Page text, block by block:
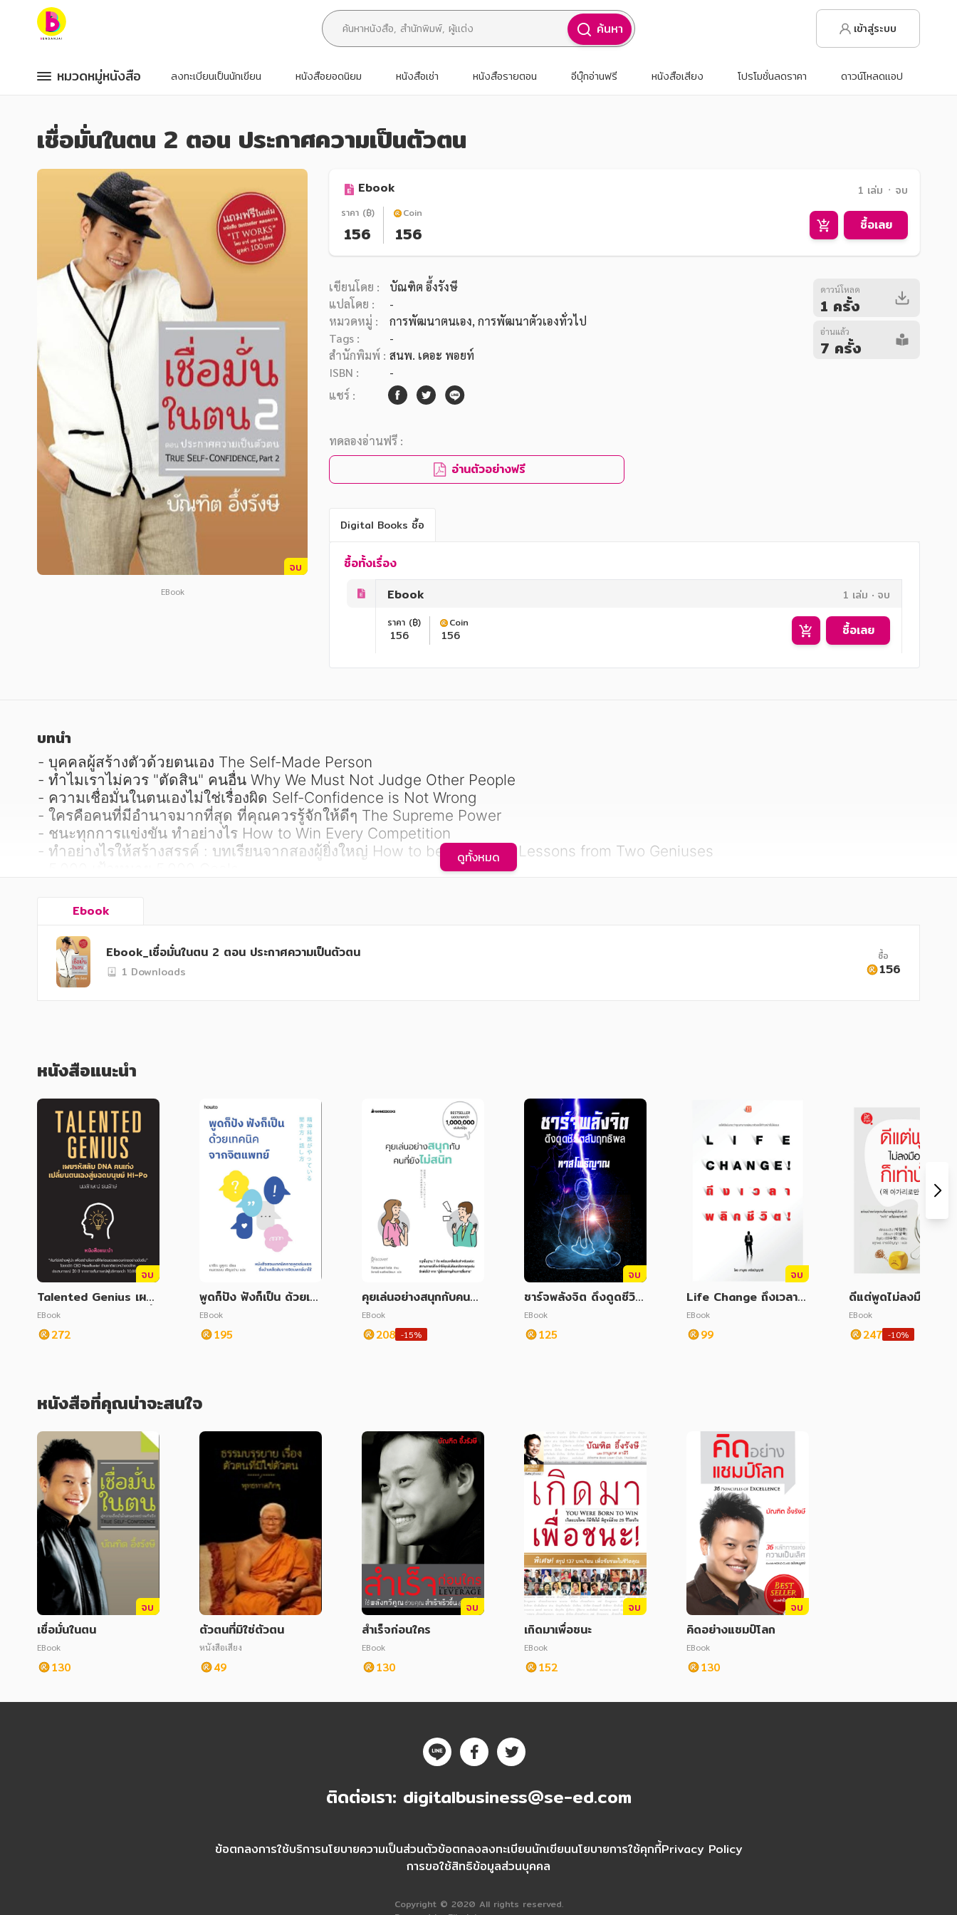
หมวดหมู่หนังสือ
หมวดหมู่ยอดนิยม
หนังสือออกใหม่
หนังสือยอดนิยม
หนังสือเช่า
อีบุ๊กอ่านฟรี
หนังสือเสียง
โปรโมชั่นลดราคา
หมวดหมู่หนังสือ
อาหาร สุขภาพ การแพทย์
ศิลปะ บันเทิง กีฬา ท่องเที่ยว
สังคม วัฒนธรรม การปกครอง ศาสนาและปรัชญา
ศาสนา และปรัชญา
กฎหมาย สัญญา ภาษี
การเงิน การลงทุน บริหาร
นิตยสาร หนังสือพิมพ์
ครอบครัว
วรรณกรรม
การเกษตร ชีววิทยา
การเรียน การศึกษา
เทคโนโลยี การสื่อสาร วิทยาศาสตร์
การ์ตูนความรู้ การ์ตูน
การ์ตูนมังงะ (Manga)
ค้นหา เข้าสู่ระบบ
หมวดหมู่หนังสือ
หมวดหมู่หนังสือ
หมวดหมู่ยอดนิยม
หนังสือออกใหม่
หนังสือยอดนิยม
หนังสือเช่า
อีบุ๊กอ่านฟรี
หนังสือเสียง
โปรโมชั่นลดราคา
หมวดหมู่หนังสือ
อาหาร สุขภาพ การแพทย์
ศิลปะ บันเทิง กีฬา ท่องเที่ยว
สังคม วัฒนธรรม การปกครอง ศาสนาและปรัชญา
ศาสนา และปรัชญา
กฎหมาย สัญญา ภาษี
การเงิน การลงทุน บริหาร
นิตยสาร หนังสือพิมพ์
ครอบครัว
วรรณกรรม
การเกษตร ชีววิทยา
การเรียน การศึกษา
เทคโนโลยี การสื่อสาร วิทยาศาสตร์
การ์ตูนความรู้ การ์ตูน
การ์ตูนมังงะ (Manga)
ลงทะเบียนเป็นนักเขียน หนังสือยอดนิยม หนังสือเช่า หนังสือรายตอน อีบุ๊กอ่านฟรี หนังสือเสียง โปรโมชั่นลดราคา ดาวน์โหลดแอป
เชื่อมั่นในตน 2 ตอน ประกาศความเป็นตัวตน
จบ
EBook
Ebook 1 เล่ม ᛫ จบ
ราคา (฿)
156
Coin
156 ซื้อเลย
เขียนโดย :
บัณฑิต อึ้งรังษี
แปลโดย :
-
หมวดหมู่ :
การพัฒนาตนเอง, การพัฒนาตัวเองทั่วไป
Tags :
-
สำนักพิมพ์ : สนพ. เดอะ พอยท์
ISBN :
-
แชร์ :
ดาวน์โหลด
1 ครั้ง
อ่านแล้ว
7 ครั้ง
ทดลองอ่านฟรี :
อ่านตัวอย่างฟรี
Digital Books ซื้อ
ซื้อทั้งเรื่อง
Ebook
1 เล่ม จบ
ราคา (฿)
156
Coin
156 ซื้อเลย
บทนำ
- บุคคลผู้สร้างตัวด้วยตนเอง The Self-Made Person
- ทำไมเราไม่ควร "ตัดสิน" คนอื่น Why We Must Not Judge Other People
- ความเชื่อมั่นในตนเองไม่ใช่เรื่องผิด Self-Confidence is Not Wrong
- ใครคือคนที่มีอำนาจมากที่สุด ที่คุณควรรู้จักให้ดีๆ The Supreme Power
- ชนะทุกการแข่งขัน ทำอย่างไร How to Win Every Competition
- ทำอย่างไรให้สร้างสรรค์ : บทเรียนจากสองผู้ยิ่งใหญ่ How to be Creative : Lessons from Two Geniuses
- อย่างแสวงหาการยอมรับจากผู้อื่น Don't Seek Approvat
ฯลฯ
ตนเองมากเท่าไร สิ่งที่คุณต้องการจะยิ่งมาเร็วขึ้น และแน่นอนขึ้น ถ่ายทอดด้วยสำนวนภาษาอ่านง่าย ตรงไปตรงมา สำหรับผู้ที่กำลังหาแรง
บันดาลใจในการดึงพลังอันมหาศาลนี้ออกมาใช้ คุณไม่ควรพลาด!
ดูทั้งหมด
Ebook
Ebook_เชื่อมั่นในตน 2 ตอน ประกาศความเป็นตัวตน
1 Downloads
ซื้อ
156
หนังสือแนะนำ
จบ
Talented Genius เผยร
หัสลับ DNA คนเก่ง เปลี่ย
นตนเองสู่ยอดมนุษย์ Hi-
Po
EBook
272
พูดก็ปัง ฟังก็เป็น ด้วยเท
คนิคจากจิตแพทย์
EBook
195
คุยเล่นอย่างสนุกกับคนที่ยั
งไม่สนิท
EBook
208 -15%
จบ
ชาร์จพลังจิต ดึงดูดชีวิต
สัมฤทธิผล
EBook
125
จบ
Life Change ถึงเวลาพ
ลิกชีวิต
EBook
99
ดีแต่พูดไม่ลงมือทำก็เ
น
EBook
247 -10%
หนังสือที่คุณน่าจะสนใจ
จบ
เชื่อมั่นในตน
EBook
130
ตัวตนที่มิใช่ตัวตน
หนังสือเสียง
49
จบ
สำเร็จก่อนใคร
EBook
130
จบ
เกิดมาเพื่อชนะ
EBook
152
จบ
คิดอย่างแชมป์โลก
EBook
130
ติดต่อเรา: digitalbusiness@se-ed.com
ข้อตกลงการใช้บริการนโยบายความเป็นส่วนตัวข้อตกลงลงทะเบียนนักเขียนนโยบายการใช้คุกกี้Privacy Policy
การขอใช้สิทธิข้อมูลส่วนบุคคล
Copyright © 2020 All rights reserved.